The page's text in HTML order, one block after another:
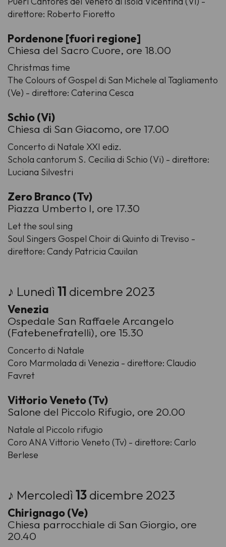
direttore: Roberto Fioretto
Pordenone [fuori regione]
Chiesa del Sacro Cuore, ore 18.00
Christmas time
The Colours of Gospel di San Michele al Tagliamento
(Ve) - direttore: Caterina Cesca
Schio (Vi)
Chiesa di San Giacomo, ore 17.00
Concerto di Natale XXI ediz.
Schola cantorum S. Cecilia di Schio (Vi) - direttore:
Luciana Silvestri
Zero Branco (Tv)
Piazza Umberto I, ore 17.30
Let the soul sing
Soul Singers Gospel Choir di Quinto di Treviso -
direttore: Candy Patricia Cauilan
♪ Lunedì11 dicembre 2023
Venezia
Ospedale San Raffaele Arcangelo
(Fatebenefratelli), ore 15.30
Concerto di Natale
Coro Marmolada di Venezia - direttore: Claudio
Favret
Vittorio Veneto (Tv)
Salone del Piccolo Rifugio, ore 20.00
Natale al Piccolo rifugio
Coro ANA Vittorio Veneto (Tv) - direttore: Carlo
Berlese
♪ Mercoledì13dicembre 2023
Chirignago (Ve)
Chiesa parrocchiale di San Giorgio, ore
20.40